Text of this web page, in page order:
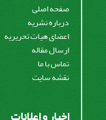
صفحه اصلی
درباره نشریه
اعضای هیات تحریریه
ارسال مقاله
تماس با ما
نقشه سایت